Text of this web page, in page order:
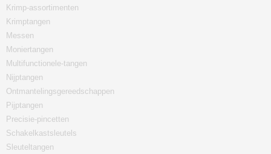
Krimp-assortimenten
Krimptangen
Messen
Moniertangen
Multifunctionele-tangen
Nijptangen
Ontmantelingsgereedschappen
Pijptangen
Precisie-pincetten
Schakelkastsleutels
Sleuteltangen